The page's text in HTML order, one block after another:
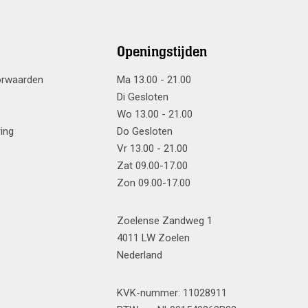
Openingstijden
Ma 13.00 - 21.00
Di Gesloten
Wo 13.00 - 21.00
Do Gesloten
Vr 13.00 - 21.00
Zat 09.00-17.00
Zon 09.00-17.00
Zoelense Zandweg 1
4011 LW Zoelen
Nederland
KVK-nummer: 11028911